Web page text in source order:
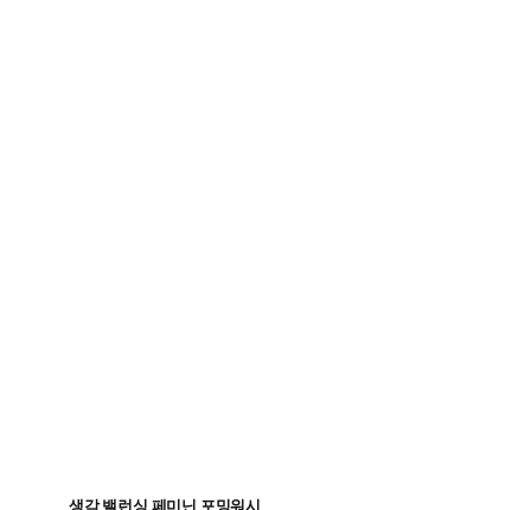
생각 밸런싱 페미닌 포밍워시